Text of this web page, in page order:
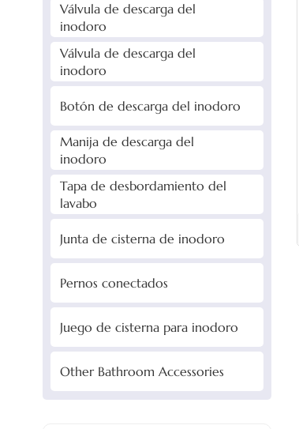
Válvula de descarga del
inodoro
Válvula de descarga del
inodoro
Botón de descarga del inodoro
Manija de descarga del
inodoro
Tapa de desbordamiento del
lavabo
Junta de cisterna de inodoro
Pernos conectados
Juego de cisterna para inodoro
Other Bathroom Accessories